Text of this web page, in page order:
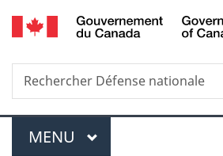
Passer
au
Passer
à
Au
du
Passer
à
version
Recherche
Rechercher
Défense
Menu
MENU PRINCIPAL